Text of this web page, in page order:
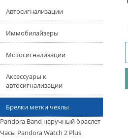
Автосигнализации
Иммобилайзеры
Мотосигнализации
Аксесcуары к
автосигнализации
Брелки метки чехлы
Pandora Band наручный браслет
Часы Pandora Watch 2 Plus